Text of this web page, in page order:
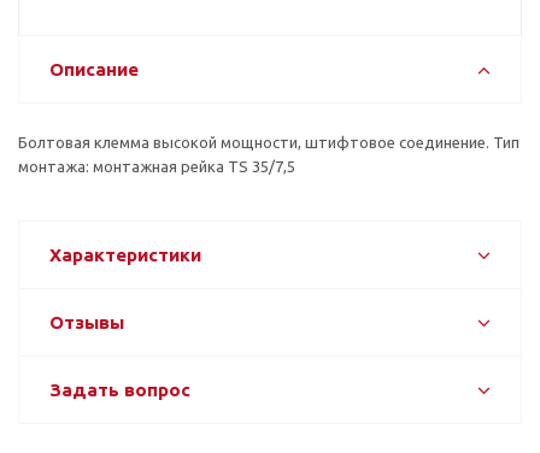
Описание
Болтовая клемма высокой мощности, штифтовое соединение. Тип
монтажа: монтажная рейка TS 35/7,5
Характеристики
Отзывы
Задать вопрос